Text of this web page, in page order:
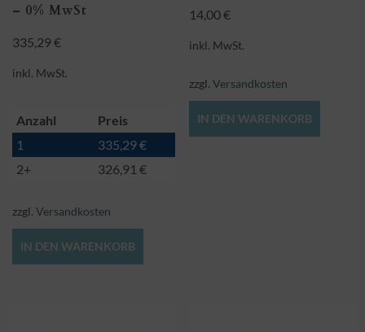
– 0% MwSt
335,29€
inkl. MwSt.
Anzahl
Preis
1
335,29€
2+
326,91 €
zzgl. Versandkosten
IN DEN WARENKORB
14,00€
inkl. MwSt.
zzgl.Versandkosten
IN DEN WARENKORB